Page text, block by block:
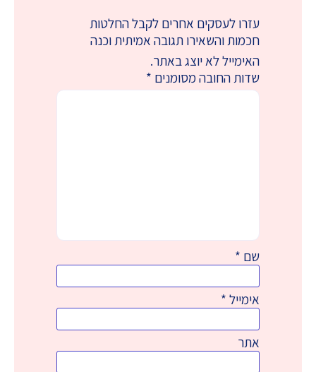
עזרו לעסקים אחרים לקבל החלטות
חכמות והשאירו תגובה אמיתית וכנה
האימייל לא יוצג באתר.
שדות החובה מסומנים*
שם*
אימייל*
אתר